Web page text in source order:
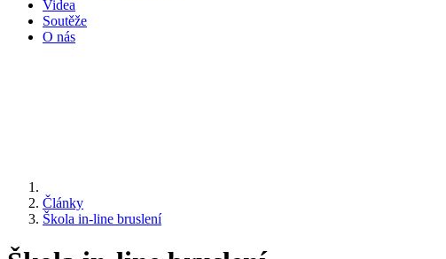
Videa
Soutěže
O nás
Články
Škola in-line bruslení